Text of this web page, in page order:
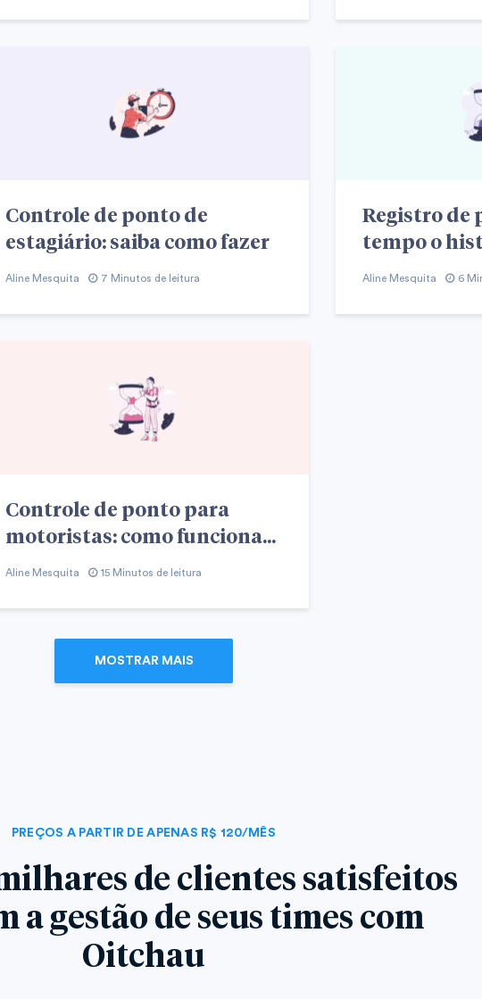
Controle de ponto de
estagiário: saiba como fazer
Aline Mesquita 7 Minutos de leitura
Registro de
tempo o
Aline Mesquita 6
Controle de ponto para
motoristas: como funciona...
Aline Mesquita 15 Minutos de leitura
MOSTRAR MAIS
PREÇOS A PARTIR DE APENAS R$ 120/MÊS
de clientes satisfeitos
a gestão de seus times com
Oitchau